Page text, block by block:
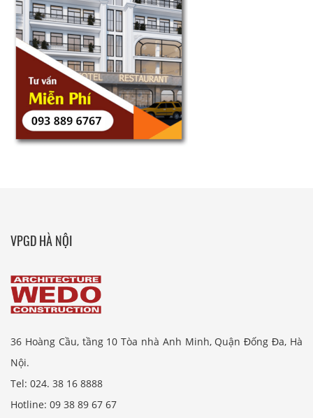
VPGD HÀ NỘI
36 Hoàng Cầu, tầng 10 Tòa nhà Anh Minh, Quận Đống Đa, Hà
Nội.
Tel: 024. 38 16 8888
Hotline: 09 38 89 67 67